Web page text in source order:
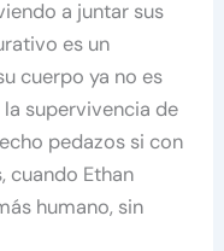
a juntar sus
es un
cuerpo ya no es
supervivencia de
pedazos si con
cuando Ethan
humano, sin